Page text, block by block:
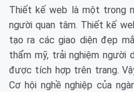
Thiết kế web là một trong
người quan tâm. Thiết kế
tạo ra các giao diện đẹp
thẩm mỹ, trải nghiệm người
được tích hợp trên trang.
Cơ hội nghề nghiệp của